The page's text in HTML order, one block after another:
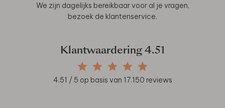
We zijn dagelijks bereikbaar voor al je vragen,
bezoek de klantenservice.
Klantwaardering 4.51
4.51 / 5 op basis van 17.150 reviews